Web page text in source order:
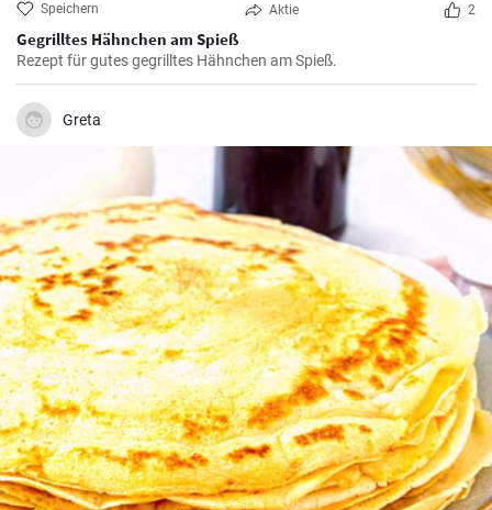
Speichern Aktie 2
Gegrilltes Hähnchen am Spieß
Rezept für gutes gegrilltes Hähnchen am Spieß.
Greta